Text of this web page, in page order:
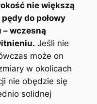
nie większą
do połowy
wczesną
Jeśli nie
może on
w okolicach
nie obędzie się
solidnej